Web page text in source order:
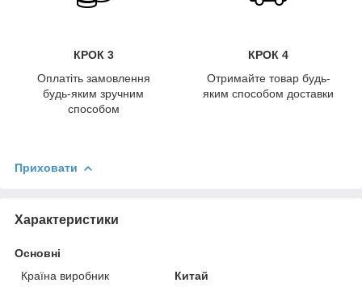
КРОК 3
КРОК 4
Оплатіть замовлення
будь-яким зручним
способом
Отримайте товар будь-
яким способом доставки
Приховати
Характеристики
Основні
Країна виробник
Китай